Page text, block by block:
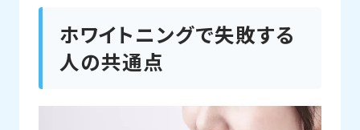
ホワイトニングで失敗する
人の共通点